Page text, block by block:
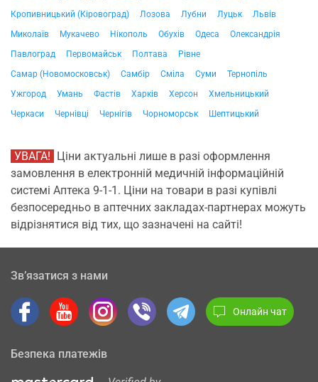
Кропивницький (Кіровоград)
Лозова Лубни Луцьк
Львів
Миколаїв
Мукачево Нікополь Обухів Одеса
Олександрія
Павлоград
Первомайськ Полтава
Рівне
Самар (Новомосковськ)
Самбір Сміла Суми
Тернопіль
Ужгород
Умань Фастів Харків Херсон
Хмельницький
Черкаси
Чернівці Чернігів Чорноморськ Шептицький
УВАГА! Ціни актуальні лише в разі оформлення
замовлення в електронній медичній інформаційній
системі Аптека 9-1-1. Ціни на товари в разі купівлі
безпосередньо в аптечних закладах-партнерах можуть
відрізнятися від тих, що зазначені на сайті!
Зв’язатися з нами
Онлайн чат
Безпека платежів